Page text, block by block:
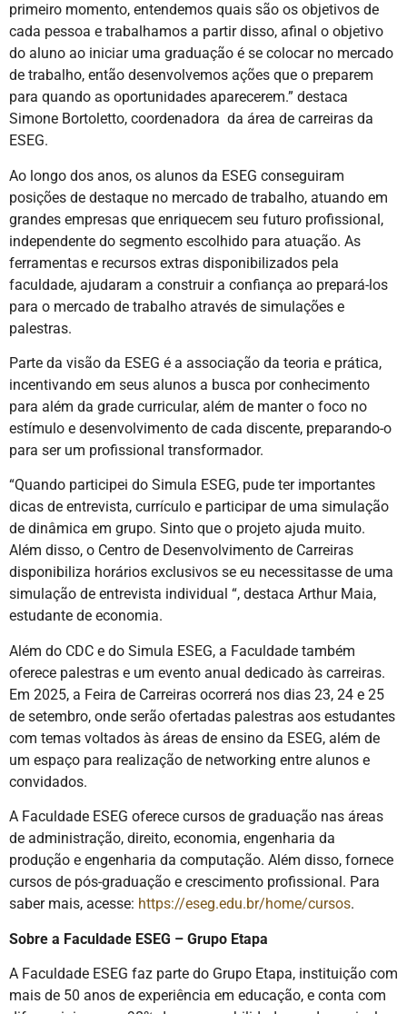
primeiro momento, entendemos quais são os objetivos de
cada pessoa e trabalhamos a partir disso, afinal o objetivo
do aluno ao iniciar uma graduação é se colocar no mercado
de trabalho, então desenvolvemos ações que o preparem
para quando as oportunidades aparecerem.” destaca
Simone Bortoletto, coordenadora da área de carreiras da
ESEG.
Ao longo dos anos, os alunos da ESEG conseguiram
posições de destaque no mercado de trabalho, atuando em
grandes empresas que enriquecem seu futuro profissional,
independente do segmento escolhido para atuação. As
ferramentas e recursos extras disponibilizados pela
faculdade, ajudaram a construir a confiança ao prepará-los
para o mercado de trabalho através de simulações e
palestras.
Parte da visão da ESEG é a associação da teoria e prática,
incentivando em seus alunos a busca por conhecimento
para além da grade curricular, além de manter o foco no
estímulo e desenvolvimento de cada discente, preparando-o
para ser um profissional transformador.
“Quando participei do Simula ESEG, pude ter importantes
dicas de entrevista, currículo e participar de uma simulação
de dinâmica em grupo. Sinto que o projeto ajuda muito.
Além disso, o Centro de Desenvolvimento de Carreiras
disponibiliza horários exclusivos se eu necessitasse de uma
simulação de entrevista individual “, destaca Arthur Maia,
estudante de economia.
Além do CDC e do Simula ESEG, a Faculdade também
oferece palestras e um evento anual dedicado às carreiras.
Em 2025, a Feira de Carreiras ocorrerá nos dias 23, 24 e 25
de setembro, onde serão ofertadas palestras aos estudantes
com temas voltados às áreas de ensino da ESEG, além de
um espaço para realização de networking entre alunos e
convidados.
A Faculdade ESEG oferece cursos de graduação nas áreas
de administração, direito, economia, engenharia da
produção e engenharia da computação. Além disso, fornece
cursos de pós-graduação e crescimento profissional. Para
saber mais, acesse: https://eseg.edu.br/home/cursos.
Sobre a Faculdade ESEG – Grupo Etapa
A Faculdade ESEG faz parte do Grupo Etapa, instituição com
mais de 50 anos de experiência em educação, e conta com